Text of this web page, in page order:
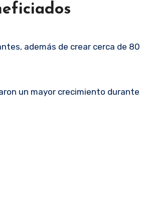
además de crear cerca de 80
un mayor crecimiento durante